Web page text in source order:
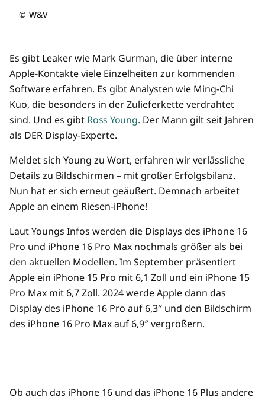
© W&V
Es gibt Leaker wie Mark Gurman, die über interne
Apple-Kontakte viele Einzelheiten zur kommenden
Software erfahren. Es gibt Analysten wie Ming-Chi
Kuo, die besonders in der Zulieferkette verdrahtet
sind. Und es gibt Ross Young. Der Mann gilt seit Jahren
als DER Display-Experte.
Meldet sich Young zu Wort, erfahren wir verlässliche
Details zu Bildschirmen – mit großer Erfolgsbilanz.
Nun hat er sich erneut geäußert. Demnach arbeitet
Apple an einem Riesen-iPhone!
Laut Youngs Infos werden die Displays des iPhone 16
Pro und iPhone 16 Pro Max nochmals größer als bei
den aktuellen Modellen. Im September präsentiert
Apple ein iPhone 15 Pro mit 6,1 Zoll und ein iPhone 15
Pro Max mit 6,7 Zoll. 2024 werde Apple dann das
Display des iPhone 16 Pro auf 6,3″ und den Bildschirm
des iPhone 16 Pro Max auf 6,9″ vergrößern.
Ob auch das iPhone 16 und das iPhone 16 Plus andere